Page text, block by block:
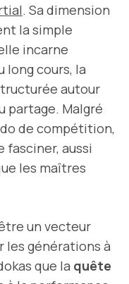
. Sa dimension
la simple
incarne
long cours, la
autour
partage. Malgré
de compétition,
fasciner, aussi
les maîtres
un vecteur
les générations à
que la quête